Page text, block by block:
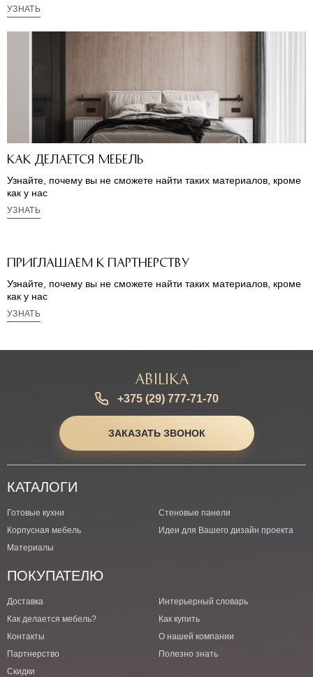
УЗНАТЬ
Как делается мебель
Узнайте, почему вы не сможете найти таких материалов, кроме
как у нас
УЗНАТЬ
Приглашаем к партнерству
Узнайте, почему вы не сможете найти таких материалов, кроме
как у нас
УЗНАТЬ
Abilika
+375 (29) 777-71-70
ЗАКАЗАТЬ ЗВОНОК
КАТАЛОГИ
Готовые кухни
Стеновые панели
Корпусная мебель
Идеи для Вашего дизайн проекта
Материалы
ПОКУПАТЕЛЮ
Доставка
Интерьерный словарь
Как делается мебель?
Как купить
Контакты
О нашей компании
Партнерство
Полезно знать
Скидки